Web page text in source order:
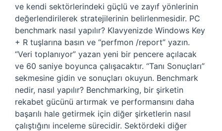
ve kendi sektörlerindeki güçlü ve zayıf yönlerinin
değerlendirilerek stratejilerinin belirlenmesidir. PC
benchmark nasıl yapılır? Klavyenizde Windows Key
+ R tuşlarına basın ve “perfmon /report” yazın.
“Veri toplanıyor” yazan yeni bir pencere açılacak
ve 60 saniye boyunca çalışacaktır. “Tanı Sonuçları”
sekmesine gidin ve sonuçları okuyun. Benchmark
nedir, nasıl yapılır? Benchmarking, bir şirketin
rekabet gücünü artırmak ve performansını daha
başarılı hale getirmek için diğer şirketlerin nasıl
çalıştığını inceleme sürecidir. Sektördeki diğer